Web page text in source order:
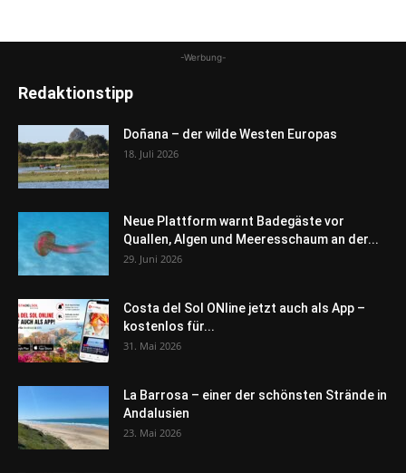
-Werbung-
Redaktionstipp
Doñana – der wilde Westen Europas
18. Juli 2026
Neue Plattform warnt Badegäste vor
Quallen, Algen und Meeresschaum an der...
29. Juni 2026
Costa del Sol ONline jetzt auch als App –
kostenlos für...
31. Mai 2026
La Barrosa – einer der schönsten Strände in
Andalusien
23. Mai 2026